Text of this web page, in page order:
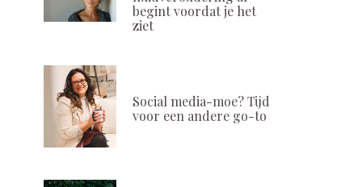
begint voordat je het
ziet
Social media-moe? Tijd
voor een andere go-to